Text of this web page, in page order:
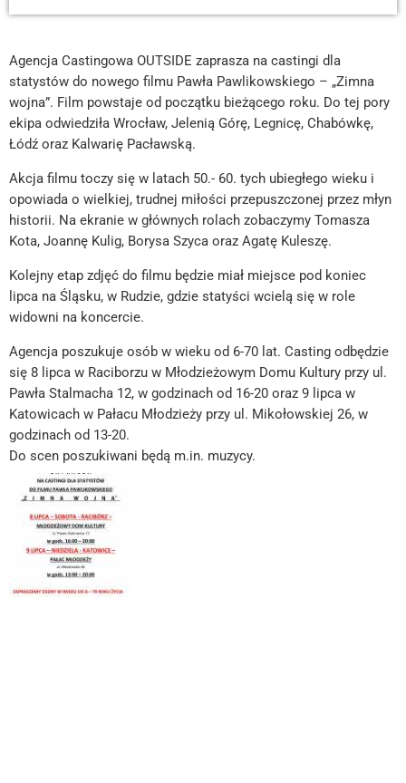
Agencja Castingowa OUTSIDE zaprasza na castingi dla
statystów do nowego filmu Pawła Pawlikowskiego – „Zimna
wojna”. Film powstaje od początku bieżącego roku. Do tej pory
ekipa odwiedziła Wrocław, Jelenią Górę, Legnicę, Chabówkę,
Łódź oraz Kalwarię Pacławską.
Akcja filmu toczy się w latach 50.- 60. tych ubiegłego wieku i
opowiada o wielkiej, trudnej miłości przepuszczonej przez młyn
historii. Na ekranie w głównych rolach zobaczymy Tomasza
Kota, Joannę Kulig, Borysa Szyca oraz Agatę Kuleszę.
Kolejny etap zdjęć do filmu będzie miał miejsce pod koniec
lipca na Śląsku, w Rudzie, gdzie statyści wcielą się w role
widowni na koncercie.
Agencja poszukuje osób w wieku od 6-70 lat. Casting odbędzie
się 8 lipca w Raciborzu w Młodzieżowym Domu Kultury przy ul.
Pawła Stalmacha 12, w godzinach od 16-20 oraz 9 lipca w
Katowicach w Pałacu Młodzieży przy ul. Mikołowskiej 26, w
godzinach od 13-20.
Do scen poszukiwani będą m.in. muzycy.